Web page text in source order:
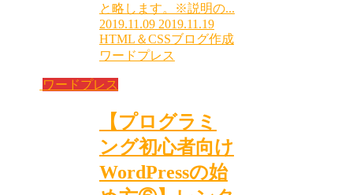
と略します。※説明の...
2019.11.09 2019.11.19
HTML＆CSSブログ作成
ワードプレス
ワードプレス
【プログラミ
ング初心者向け
WordPressの始